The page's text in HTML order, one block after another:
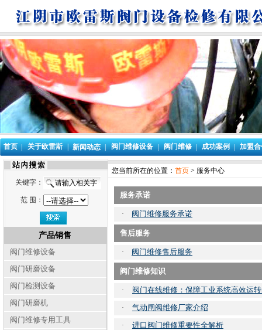
首页 | 关于欧雷斯 | 新闻动态 | 阀门维修设备 | 阀门维修 | 成功案例 | 加盟
关键字：
范 围：
产品销售
阀门维修设备
阀门研磨设备
阀门检测设备
阀门研磨机
阀门维修专用工具
您当前所在的位置： 首页 > 服务中心
服务承诺
· 阀门维修服务承诺
售后服务
· 阀门维修售后服务
阀门维修知识
· 阀门在线维修：保障工业系统高效运
· 气动闸阀维修厂家介绍
· 进口阀门维修重要性全解析